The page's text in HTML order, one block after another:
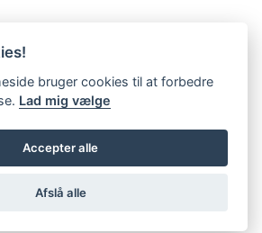
bruger cookies til at forbedre
Lad mig vælge
Accepter alle
Afslå alle